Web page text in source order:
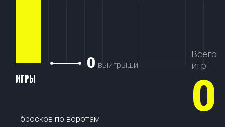
0 выигрыши
ИГРЫ
Всего
игр
0
бросков по воротам